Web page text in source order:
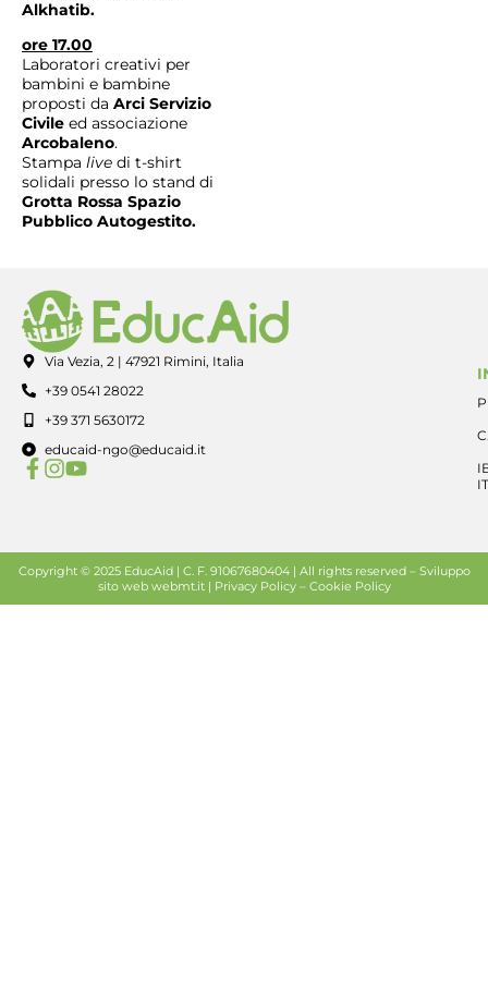
Alkhatib.
ore 17.00
Laboratori creativi per
bambini e bambine
proposti da Arci Servizio
Civile ed associazione
Arcobaleno.
Stampa live di t-shirt
solidali presso lo stand di
Grotta Rossa Spazio
Pubblico Autogestito.
Via Vezia, 2 | 47921 Rimini, Italia
+39 0541 28022
+39 371 5630172
educaid-ngo@educaid.it
Copyright © 2025 EducAid | C. F. 91067680404 | All rights reserved – Sviluppo
sito webwebmt.it | Privacy Policy– Cookie Policy